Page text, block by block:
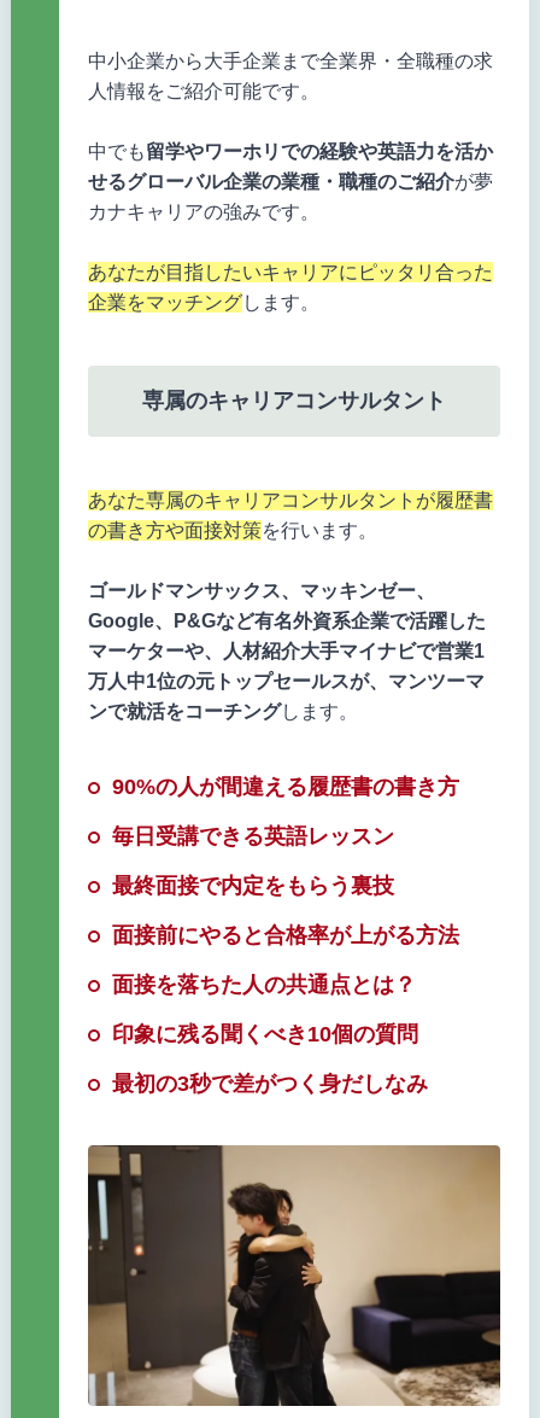
中小企業から大手企業まで全業界・全職種の求
人情報をご紹介可能です。
中でも留学やワーホリでの経験や英語力を活か
せるグローバル企業の業種・職種のご紹介が夢
カナキャリアの強みです。
あなたが目指したいキャリアにピッタリ合った
企業をマッチングします。
専属のキャリアコンサルタント
あなた専属のキャリアコンサルタントが履歴書
の書き方や面接対策を行います。
ゴールドマンサックス、マッキンゼー、
Google、P&Gなど有名外資系企業で活躍した
マーケターや、人材紹介大手マイナビで営業1
万人中1位の元トップセールスが、マンツーマ
ンで就活をコーチングします。
90%の人が間違える履歴書の書き方
毎日受講できる英語レッスン
最終面接で内定をもらう裏技
面接前にやると合格率が上がる方法
面接を落ちた人の共通点とは？
印象に残る聞くべき10個の質問
最初の3秒で差がつく身だしなみ